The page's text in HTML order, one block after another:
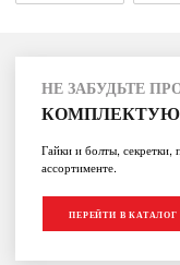
НЕ ЗАБУДЬТЕ
Гайки и болты, секретки,
ассортименте.
ПЕРЕЙТИ В КАТАЛОГ